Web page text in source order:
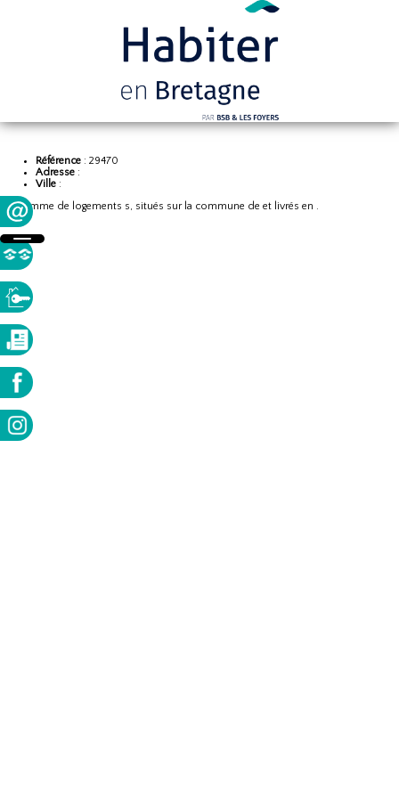
Référence : 29470
Adresse :
Ville :
Programme de logements s, situés sur la commune de et livrés en .